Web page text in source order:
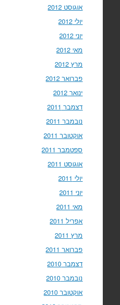
אוגוסט 2012
יולי 2012
יוני 2012
מאי 2012
מרץ 2012
פברואר 2012
ינואר 2012
דצמבר 2011
נובמבר 2011
אוקטובר 2011
ספטמבר 2011
אוגוסט 2011
יולי 2011
יוני 2011
מאי 2011
אפריל 2011
מרץ 2011
פברואר 2011
דצמבר 2010
נובמבר 2010
אוקטובר 2010